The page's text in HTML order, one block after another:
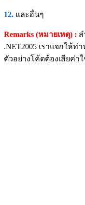
12. และอื่นๆ
Remarks (หมายเหตุ) :
.NET2005 เราแจกให้
ตัวอย่างโค้ดต้องเสียค่า